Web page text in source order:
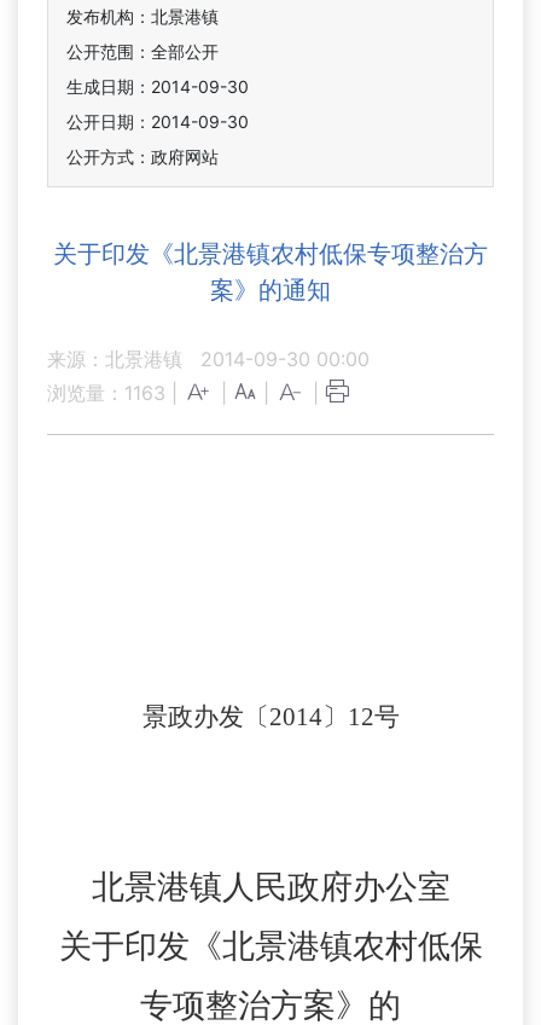
发布机构：北景港镇
公开范围：全部公开
生成日期：2014-09-30
公开日期：2014-09-30
公开方式：政府网站
关于印发《北景港镇农村低保专项整治方
案》的通知
来源：北景港镇
2014-09-30 00:00
浏览量： 1163
景政办发〔2014〕 12号
北景港镇人民政府办公室
关于印发《北景港镇农村低保
专项整治方案》的